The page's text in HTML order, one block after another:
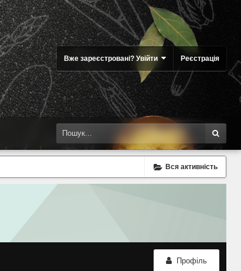
Вже зареєстровані? Увійти Реєстрація
Вся активність
Профіль